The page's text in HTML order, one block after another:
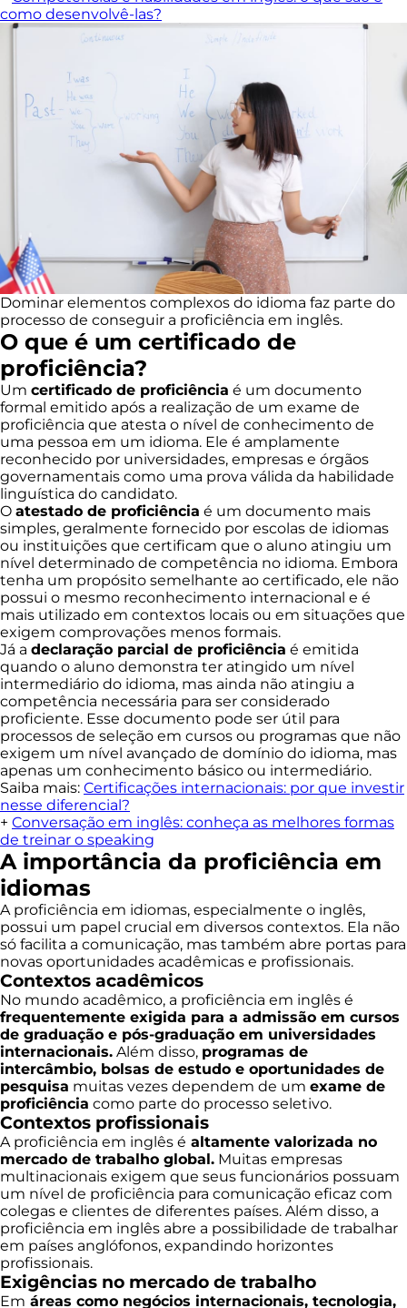
como desenvolvê-las?
Dominar elementos complexos do idioma faz parte do
processo de conseguir a proficiência em inglês.
O que é um certificado de
proficiência?
Um certificado de proficiência é um documento
formal emitido após a realização de um exame de
proficiência que atesta o nível de conhecimento de
uma pessoa em um idioma. Ele é amplamente
reconhecido por universidades, empresas e órgãos
governamentais como uma prova válida da habilidade
linguística do candidato.
O atestado de proficiência é um documento mais
simples, geralmente fornecido por escolas de idiomas
ou instituições que certificam que o aluno atingiu um
nível determinado de competência no idioma. Embora
tenha um propósito semelhante ao certificado, ele não
possui o mesmo reconhecimento internacional e é
mais utilizado em contextos locais ou em situações que
exigem comprovações menos formais.
Já a declaração parcial de proficiência é emitida
quando o aluno demonstra ter atingido um nível
intermediário do idioma, mas ainda não atingiu a
competência necessária para ser considerado
proficiente. Esse documento pode ser útil para
processos de seleção em cursos ou programas que não
exigem um nível avançado de domínio do idioma, mas
apenas um conhecimento básico ou intermediário.
Saiba mais: Certificações internacionais: por que investir
nesse diferencial?
+ Conversação em inglês: conheça as melhores formas
de treinar o speaking
A importância da proficiência em
idiomas
A proficiência em idiomas, especialmente o inglês,
possui um papel crucial em diversos contextos. Ela não
só facilita a comunicação, mas também abre portas para
novas oportunidades acadêmicas e profissionais.
Contextos acadêmicos
No mundo acadêmico, a proficiência em inglês é
frequentemente exigida para a admissão em cursos
de graduação e pós-graduação em universidades
internacionais. Além disso, programas de
intercâmbio, bolsas de estudo e oportunidades de
pesquisa muitas vezes dependem de um exame de
proficiência como parte do processo seletivo.
Contextos profissionais
A proficiência em inglês é altamente valorizada no
mercado de trabalho global. Muitas empresas
multinacionais exigem que seus funcionários possuam
um nível de proficiência para comunicação eficaz com
colegas e clientes de diferentes países. Além disso, a
proficiência em inglês abre a possibilidade de trabalhar
em países anglófonos, expandindo horizontes
profissionais.
Exigências no mercado de trabalho
Em áreas como negócios internacionais, tecnologia,